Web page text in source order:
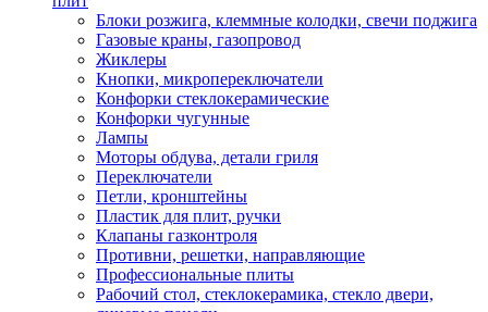
Блоки розжига, клеммные колодки, свечи поджига
Газовые краны, газопровод
Жиклеры
Кнопки, микропереключатели
Конфорки стеклокерамические
Конфорки чугунные
Лампы
Моторы обдува, детали гриля
Переключатели
Петли, кронштейны
Пластик для плит, ручки
Клапаны газконтроля
Противни, решетки, направляющие
Профессиональные плиты
Рабочий стол, стеклокерамика, стекло двери,